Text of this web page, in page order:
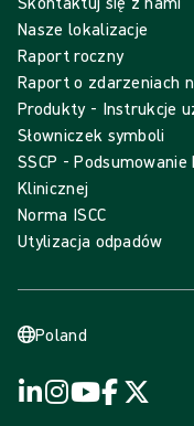
Nasze lokalizacje
Raport roczny
Raport o zdarzeniach
Produkty - Instrukcje
Słowniczek symboli
SSCP -
Klinicznej
Norma ISCC
Utylizacja odpadów
Poland